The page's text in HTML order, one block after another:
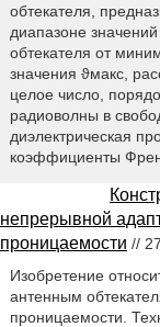
обтекателя,
диапазоне
обтекателя от
значения ϑмакс,
целое число,
радиоволны в
диэлектрическая
коэффициенты
непрерывной
проницаемости //
Изобретение
антенным
проницаемости.